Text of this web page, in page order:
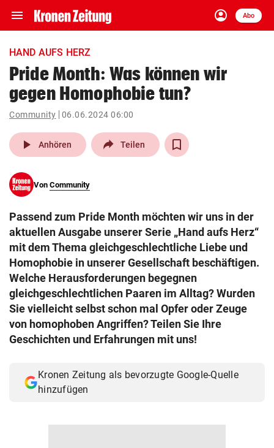
menu Navigation
ein-/ausklappen
account_circle
Anmelden
Abo
close Schließen
account_circle Anmelden
arrow_right
pin_drop
Wien arrow_right
search
eingeben
© Krone Multimedia GmbH & Co KG 2026
Muthgasse 2, 1190 Wien
HAND AUFS HERZ
Pride Month: Was können wir
gegen Homophobie tun?
Community 06.06.2024 06:00
play_arrow Anhören Teilen
Von Community
Passend zum Pride Month möchten wir uns in der
aktuellen Ausgabe unserer Serie „Hand aufs Herz“
mit dem Thema gleichgeschlechtliche Liebe und
Homophobie in unserer Gesellschaft beschäftigen.
Welche Herausforderungen begegnen
gleichgeschlechtlichen Paaren im Alltag? Wurden
Sie vielleicht selbst schon mal Opfer oder Zeuge
von homophoben Angriffen? Teilen Sie Ihre
Geschichten und Erfahrungen mit uns!
Kronen Zeitung als bevorzugte Google-Quelle
hinzufügen